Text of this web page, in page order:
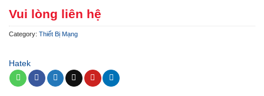
Vui lòng liên hệ
Category: Thiết Bị Mạng
Hatek